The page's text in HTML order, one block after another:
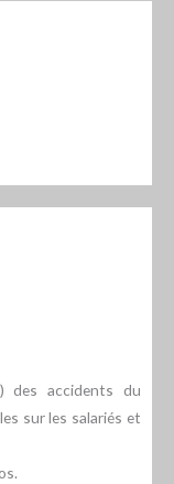
des accidents du
sur les salariés et